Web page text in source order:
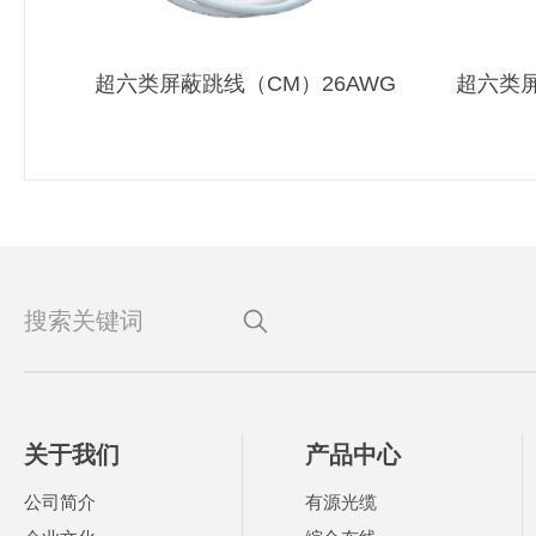
超六类屏蔽跳线（CM）26AWG 超六类
关于我们
公司简介
产品中心
有源光缆